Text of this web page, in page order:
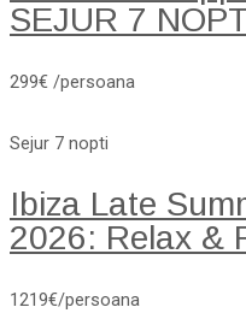
SEJUR 7
299€ /persoana
Sejur 7 nopti
Ibiza Late
2026: Relax &
1219€/persoana